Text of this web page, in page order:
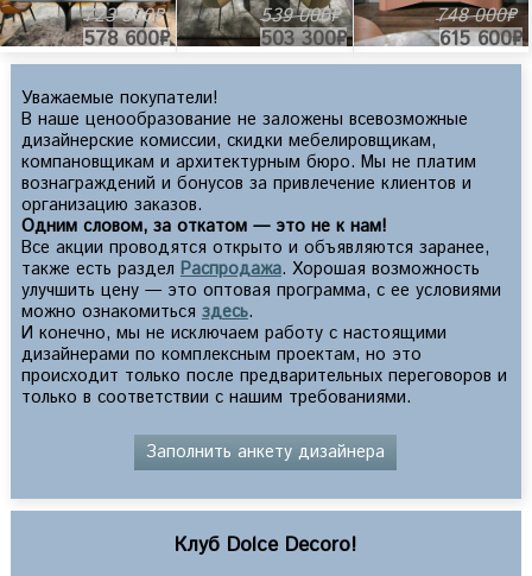
723 300₽
578 600₽
539 000₽
503 300₽
748 000₽
615 600₽
Уважаемые покупатели!
В наше ценообразование не заложены всевозможные
дизайнерские комиссии, скидки мебелировщикам,
компановщикам и архитектурным бюро. Мы не платим
вознаграждений и бонусов за привлечение клиентов и
организацию заказов.
Одним словом, за откатом — это не к нам!
Все акции проводятся открыто и объявляются заранее,
также есть раздел Распродажа. Хорошая возможность
улучшить цену — это оптовая программа, с ее условиями
можно ознакомиться здесь.
И конечно, мы не исключаем работу с настоящими
дизайнерами по комплексным проектам, но это
происходит только после предварительных переговоров и
только в соответствии с нашим требованиями.
Заполнить анкету дизайнера
Клуб Dolce Decoro!